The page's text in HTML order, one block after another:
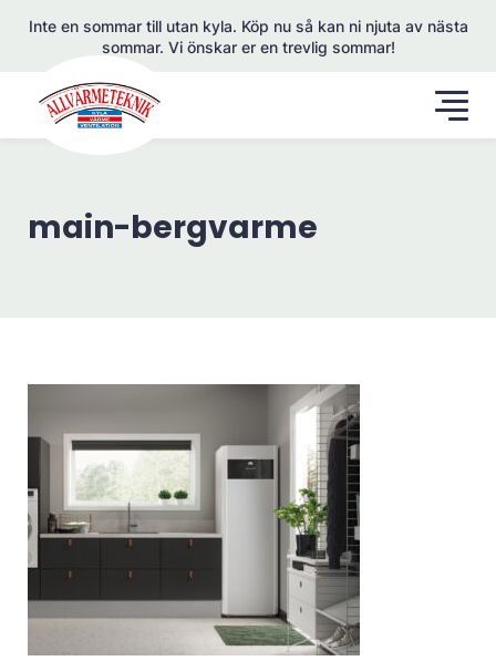
Inte en sommar till utan kyla. Köp nu så kan ni njuta av nästa
sommar. Vi önskar er en trevlig sommar!
main-bergvarme